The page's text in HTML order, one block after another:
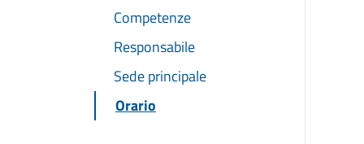
Competenze
Responsabile
Sede principale
Orario